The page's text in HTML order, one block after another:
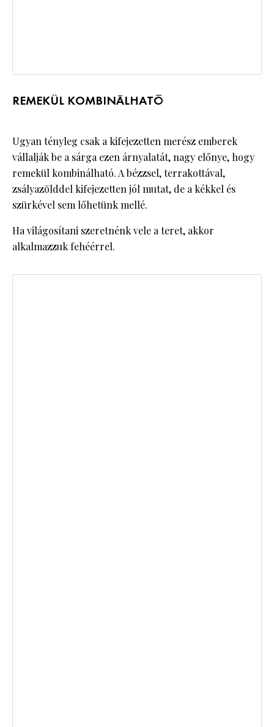
REMEKÜL KOMBINÁLHATÓ
Ugyan tényleg csak a kifejezetten merész emberek
vállalják be a sárga ezen árnyalatát, nagy előnye, hogy
remekül kombinálható. A bézzsel, terrakottával,
zsályazölddel kifejezetten jól mutat, de a kékkel és
szürkével sem lőhetünk mellé.
Ha világosítani szeretnénk vele a teret, akkor
alkalmazzuk fehéérrel.